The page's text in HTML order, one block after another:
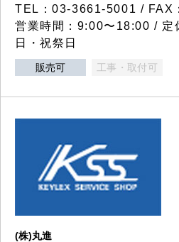
TEL：03-3661-5001 / FAX
営業時間：9:00〜18:00 / 定
日・祝祭日
販売可 工事・取付可
(株)丸進